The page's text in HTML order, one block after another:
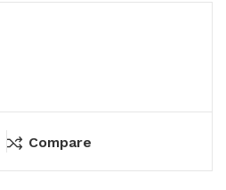
Compare